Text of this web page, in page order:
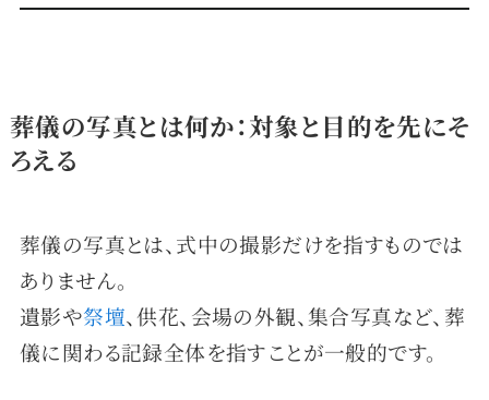
葬儀の写真とは何か：対象と目的を先にそ
ろえる
葬儀の写真とは、式中の撮影だけを指すものでは
ありません。
遺影や祭壇、供花、会場の外観、集合写真など、葬
儀に関わる記録全体を指すことが一般的です。